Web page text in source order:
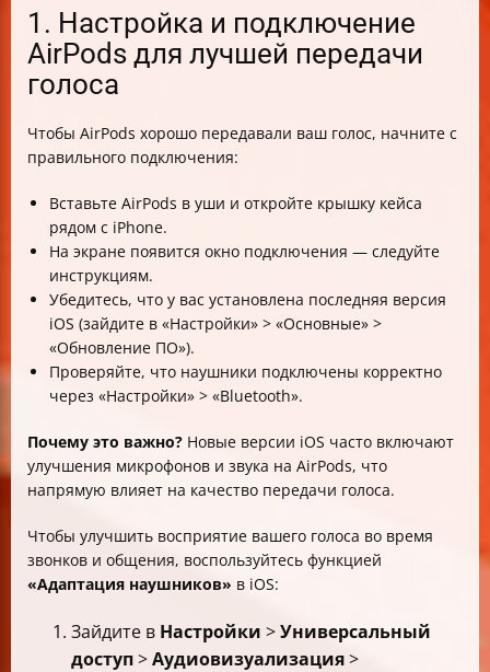
1. Настройка и подключение
AirPods для лучшей передачи
голоса
Чтобы AirPods хорошо передавали ваш голос, начните с
правильного подключения:
Вставьте AirPods в уши и откройте крышку кейса
рядом с iPhone.
На экране появится окно подключения — следуйте
инструкциям.
Убедитесь, что у вас установлена последняя версия
iOS (зайдите в «Настройки» > «Основные» >
«Обновление ПО»).
Проверяйте, что наушники подключены корректно
через «Настройки» > «Bluetooth».
Почему это важно? Новые версии iOS часто включают
улучшения микрофонов и звука на AirPods, что
напрямую влияет на качество передачи голоса.
Чтобы улучшить восприятие вашего голоса во время
звонков и общения, воспользуйтесь функцией
«Адаптация наушников» в iOS:
Зайдите в Настройки >Универсальный
доступ>Аудиовизуализация>